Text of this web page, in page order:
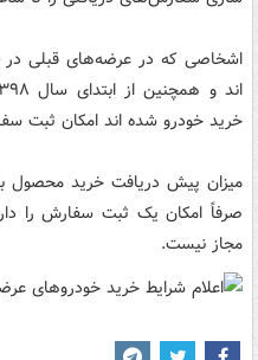
اشخاصی که در عرضه‌های قبلی در
خرید خودرو شده اند امکان ثبت
صرفاً امکان یک ثبت سفارش را
مجاز نیست.